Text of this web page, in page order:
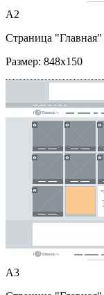
A2
Страница "Главная"
Размер: 848x150
A3